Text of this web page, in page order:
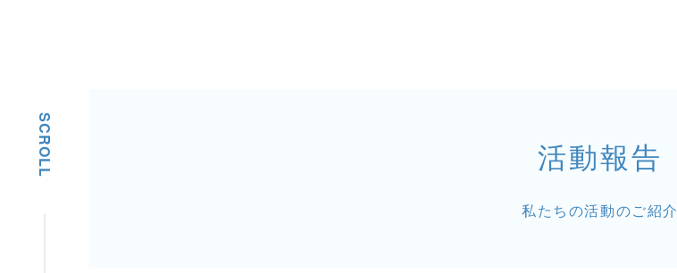
SCROLL 活動報告
私たちの活動のご紹介